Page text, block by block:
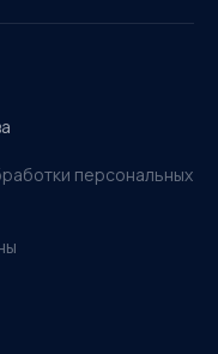
персональных